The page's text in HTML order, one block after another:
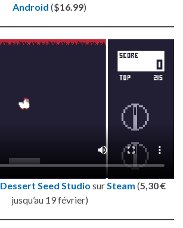
Android ($16.99)
Dessert Seed Studio surSteam (5,30 €
jusqu’au 19 février)